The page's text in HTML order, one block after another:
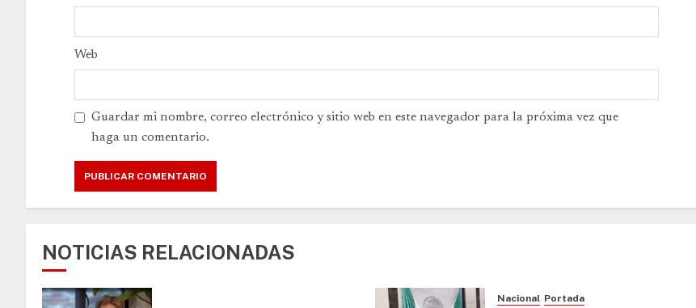
Web
Guardar mi nombre, correo electrónico y sitio web en este navegador para la próxima vez que
haga un comentario.
NOTICIAS RELACIONADAS
Nacional Portada